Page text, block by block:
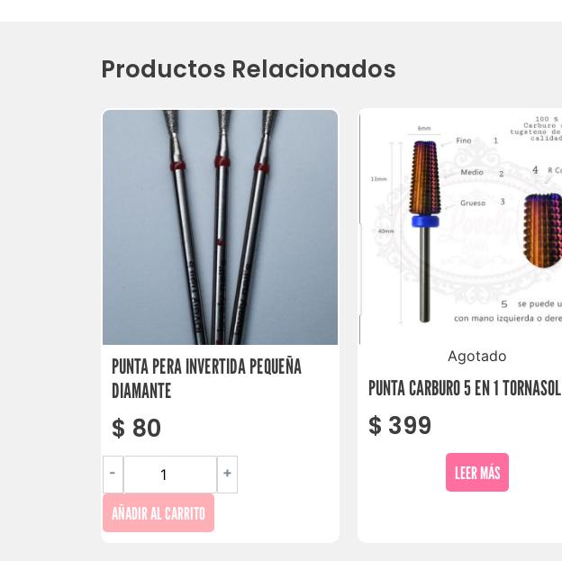
Productos Relacionados
PUNTA PERA INVERTIDA PEQUEÑA
DIAMANTE
$ 80
- +
AÑADIR AL CARRITO
Agotado
PUNTA CARBURO 5 EN 1 TORNASOL
$ 399
LEER MÁS